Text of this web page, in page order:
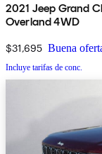
2021 Jeep Grand
Overland 4WD
$31,695 Buena
Incluye tarifas de conc.